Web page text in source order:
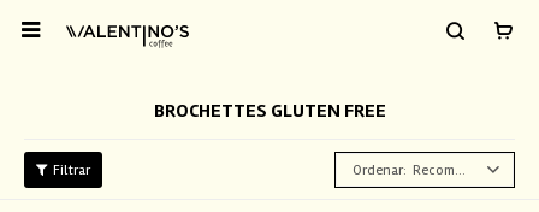

BROCHETTES GLUTEN FREE
Recomendados